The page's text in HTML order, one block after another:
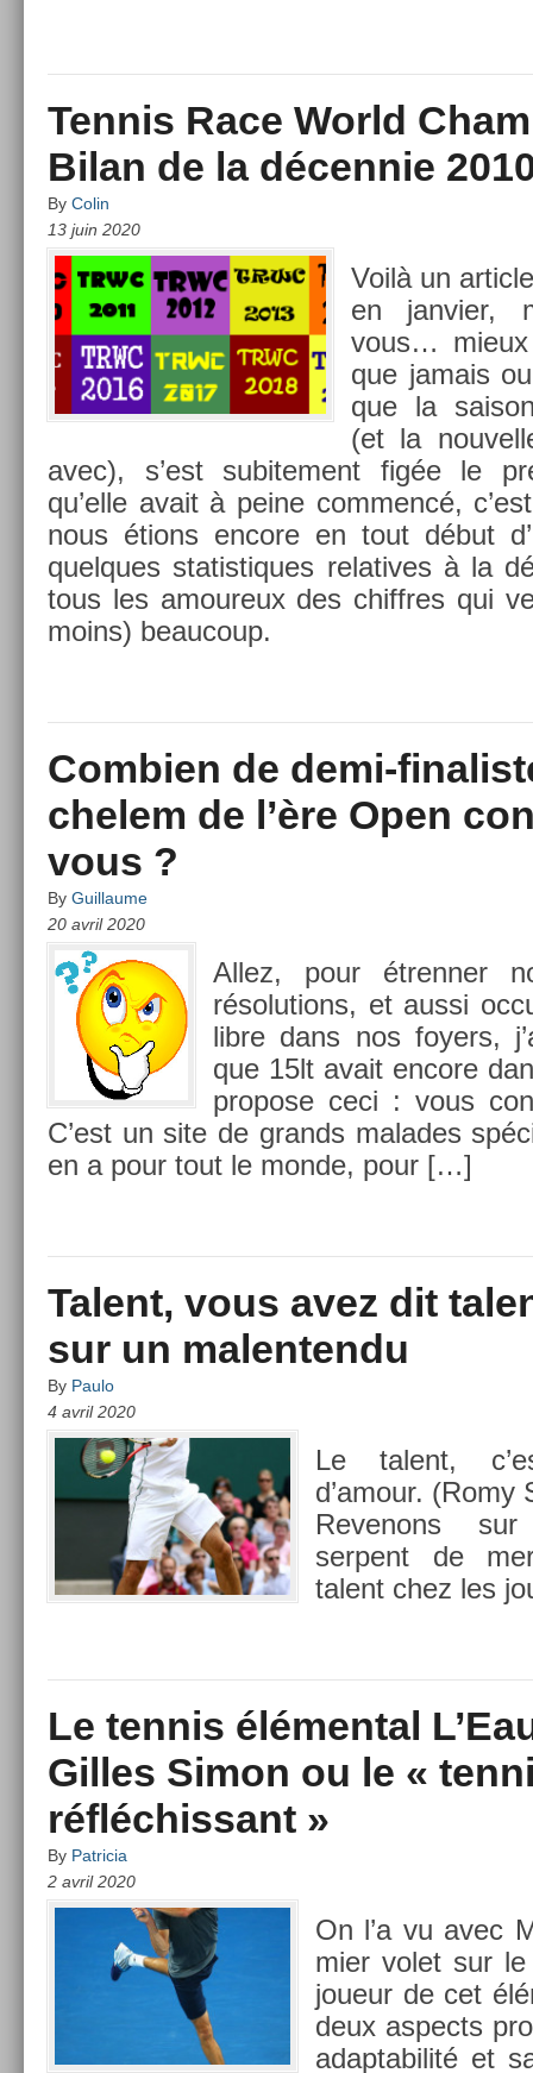
Tennis Race World
Bilan de la décennie
By Colin
13 juin 2020
Voilà un
en jan­vi­er,
vous…
que jamais
que la
(et la
avec), s’est sub­ite­ment figée le
qu’elle avait à peine com­mencé,
nous étions en­core en tout début
quel­ques statis­tiques re­latives à la
tous les amoureux des chiffres qui
moins) be­aucoup.
Combien de demi-
chelem de l’ère Open
vous ?
By Guillaume
20 avril 2020
Allez, pour étrenn­er
résolu­tions, et aussi
libre dans nos foy­ers,
que 15lt avait en­core
pro­pose ceci : vous
C’est un site de grands mal­ades
en a pour tout le monde, pour […]
Talent, vous avez dit
sur un malentendu
By Paulo
4 avril 2020
Le talent,
d’amour. (Romy
Re­venons
serpent de
talent chez les
Le tennis élémental
Gilles Simon ou le «
réfléchissant »
By Patricia
2 avril 2020
On l’a vu avec
mi­er volet sur
joueur de cet
deux as­pects
adap­tabilité et